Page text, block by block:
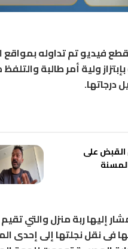
فيديو تم تداوله
بإبتزاز ولية أمر طالبة
درجاتها.
على
إليها ربة منزل والتي
فى نقل نجلتها إلى